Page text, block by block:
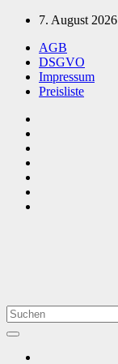
Zum
springen
7. August 2026
AGB
DSGVO
Impressum
Preisliste